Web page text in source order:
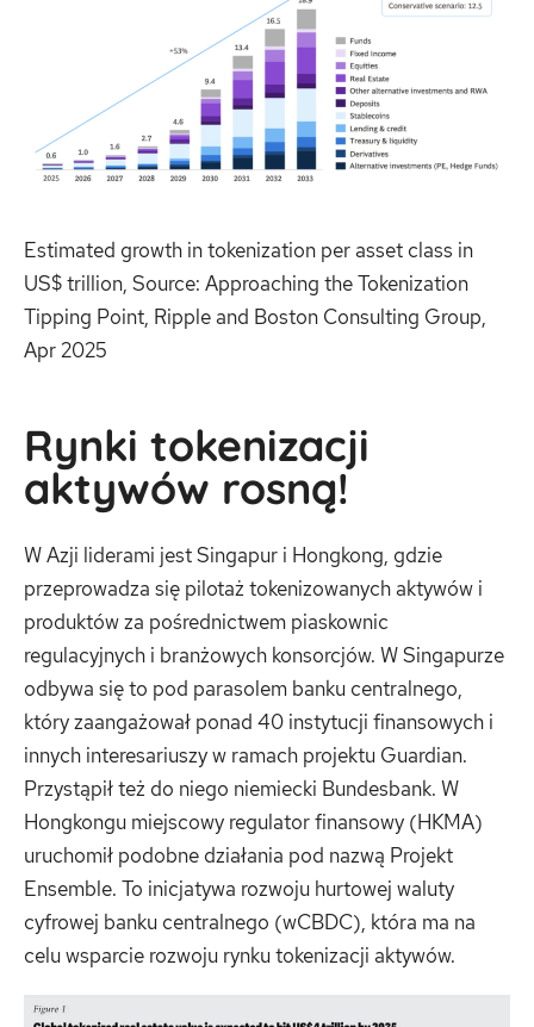
Estimated growth in tokenization per asset class in
US$ trillion, Source: Approaching the Tokenization
Tipping Point, Ripple and Boston Consulting Group,
Apr 2025
Rynki tokenizacji
aktywów rosną!
W Azji liderami jest Singapur i Hongkong, gdzie
przeprowadza się pilotaż tokenizowanych aktywów i
produktów za pośrednictwem piaskownic
regulacyjnych i branżowych konsorcjów. W Singapurze
odbywa się to pod parasolem banku centralnego,
który zaangażował ponad 40 instytucji finansowych i
innych interesariuszy w ramach projektu Guardian.
Przystąpił też do niego niemiecki Bundesbank. W
Hongkongu miejscowy regulator finansowy (HKMA)
uruchomił podobne działania pod nazwą Projekt
Ensemble. To inicjatywa rozwoju hurtowej waluty
cyfrowej banku centralnego (wCBDC), która ma na
celu wsparcie rozwoju rynku tokenizacji aktywów.